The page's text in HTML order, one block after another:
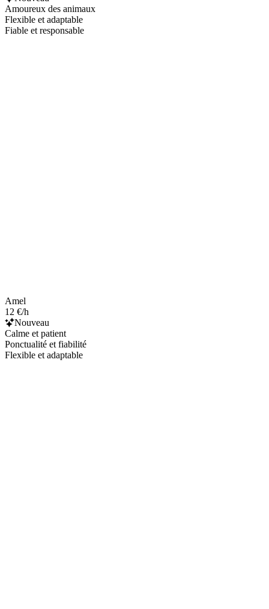
Amoureux des animaux
Flexible et adaptable
Fiable et responsable
Amel
12 €/h
Nouveau
Calme et patient
Ponctualité et fiabilité
Flexible et adaptable